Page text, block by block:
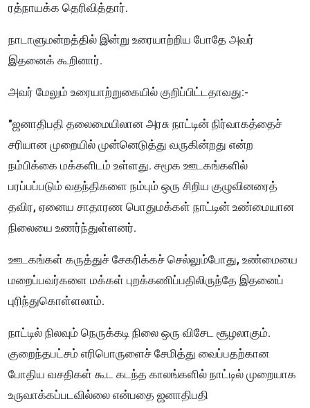
ரத்நாயக்க தெரிவித்தார்.
நாடாளுமன்றத்தில் இன்று உரையாற்றிய போதே அவர்
இதனைக் கூறினார்.
அவர் மேலும் உரையாற்றுகையில் குறிப்பிட்டதாவது:-
"ஜனாதிபதி தலைமையிலான அரசு நாட்டின் நிர்வாகத்தைச்
சரியான முறையில் முன்னெடுத்து வருகின்றது என்ற
நம்பிக்கை மக்களிடம் உள்ளது. சமூக ஊடகங்களில்
பரப்பப்படும் வதந்திகளை நம்பும் ஒரு சிறிய குழுவினரைத்
தவிர, ஏனைய சாதாரண பொதுமக்கள் நாட்டின் உண்மையான
நிலையை உணர்ந்துள்ளனர்.
ஊடகங்கள் கருத்துச் சேகரிக்கச் செல்லும்போது, உண்மையை
மறைப்பவர்களை மக்கள் புறக்கணிப்பதிலிருந்தே இதனைப்
புரிந்துகொள்ளலாம்.
நாட்டில் நிலவும் நெருக்கடி நிலை ஒரு விசேட சூழலாகும்.
குறைந்தபட்சம் எரிபொருளைச் சேமித்து வைப்பதற்கான
போதிய வசதிகள் கூட கடந்த காலங்களில் நாட்டில் முறையாக
உருவாக்கப்படவில்லை என்பதை ஜனாதிபதி